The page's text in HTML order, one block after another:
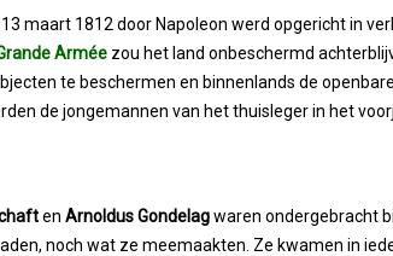
maart 1812 door Napoleon werd opgericht in
Armée zou het land onbeschermd
te beschermen en binnenlands de
de jongemannen van het thuisleger in het
en Arnoldus Gondelagwaren ondergebracht
noch wat ze meemaakten. Ze kwamen in